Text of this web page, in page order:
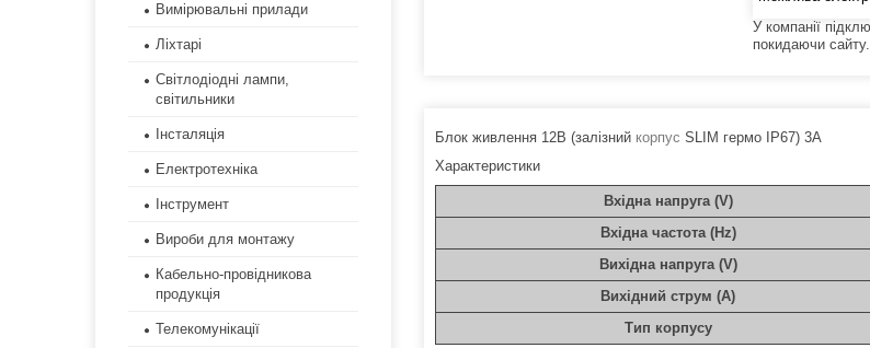
У компанії
покидаючи сайту.
Блок живлення 12В (залізний корпус SLIM гермо IP67) 3А
Характеристики
Вхідна напруга (V)
Вхідна частота (Hz)
Вихідна напруга (V)
Вихідний струм (A)
Тип корпусу
Вимірювальні прилади
Ліхтарі
Світлодіодні лампи,
світильники
Інсталяція
Електротехніка
Інструмент
Вироби для монтажу
Кабельно-провідникова
продукція
Телекомунікації